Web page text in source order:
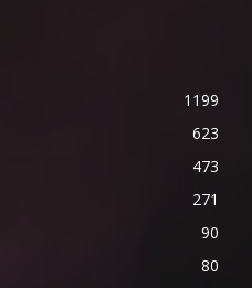
1199
623
473
271
90
80